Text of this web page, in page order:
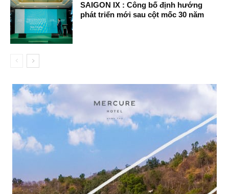
SAIGON IX : Công bố định hướng
phát triển mới sau cột mốc 30 năm